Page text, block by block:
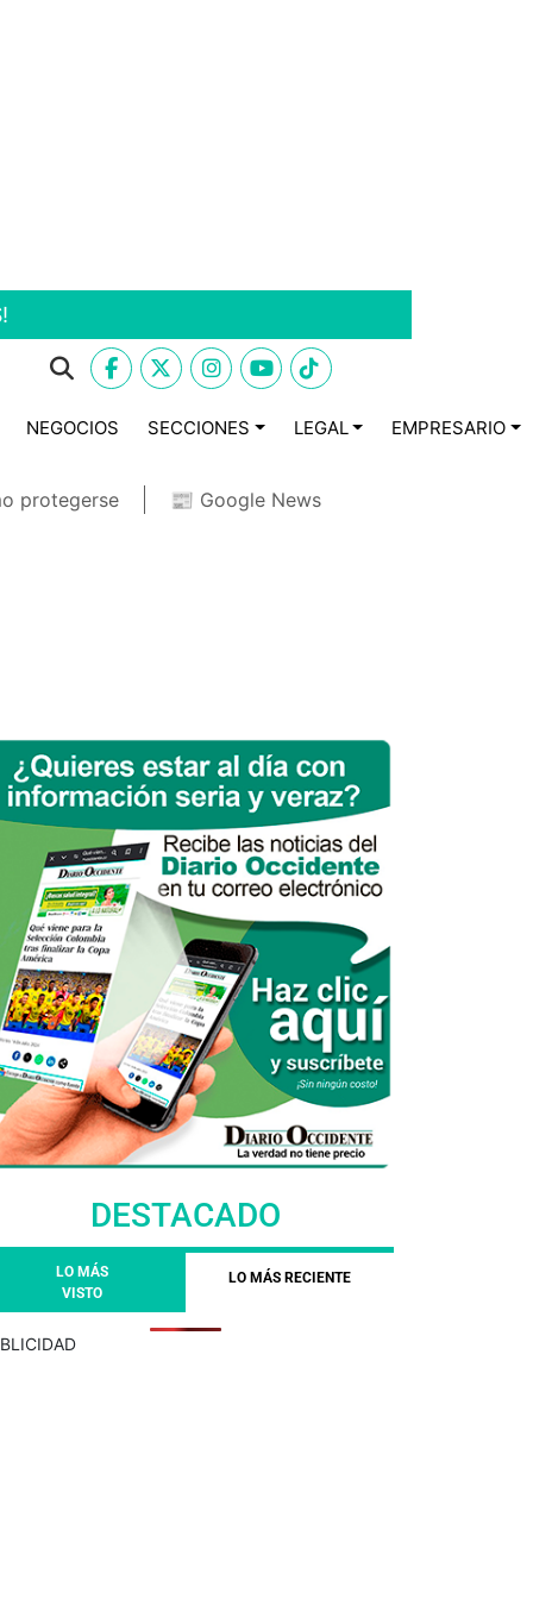
NEGOCIOS SECCIONES LEGAL EMPRESARIO
protegerse 📰 Google News
DESTACADO
LO MÁS
VISTO
LO MÁS RECIENTE